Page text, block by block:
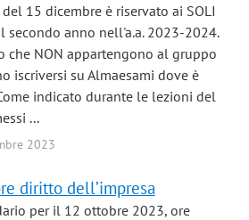
15 dicembre è riservato ai SOLI
anno nell'a.a. 2023-2024.
che NON appartengono al gruppo
iscriversi su Almaesami dove è
indicato durante le lezioni del
...
2023
diritto dell’impresa
per il 12 ottobre 2023, ore